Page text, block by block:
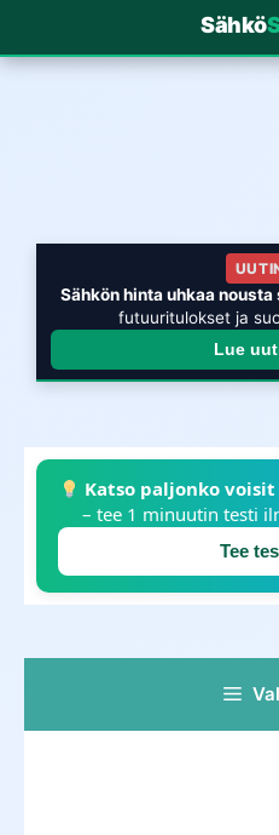
Sähkö
Sähkön hinta uhkaa
futuuritulokset ja
Lue
Katso paljonko voisit
– tee 1 minuutin testi
Tee